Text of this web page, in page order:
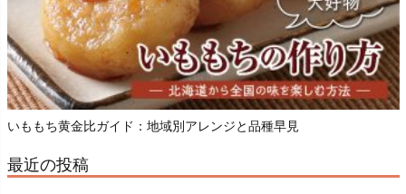
いももち黄金比ガイド：地域別アレンジと品種早見
最近の投稿